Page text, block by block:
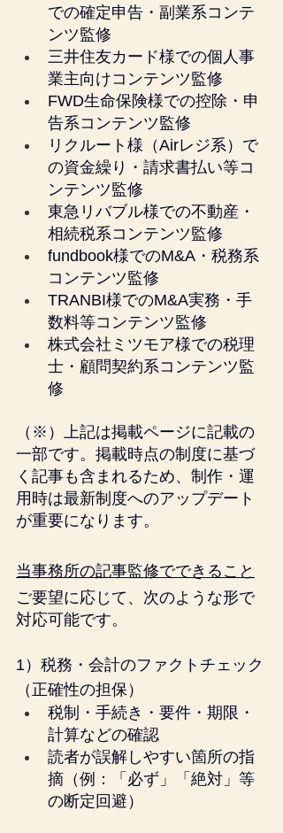
での確定申告・副業系コンテ
ンツ監修
三井住友カード様での個人事
業主向けコンテンツ監修
FWD生命保険様での控除・申
告系コンテンツ監修
リクルート様（Airレジ系）で
の資金繰り・請求書払い等コ
ンテンツ監修
東急リバブル様での不動産・
相続税系コンテンツ監修
fundbook様でのM&A・税務系
コンテンツ監修
TRANBI様でのM&A実務・手
数料等コンテンツ監修
株式会社ミツモア様での税理
士・顧問契約系コンテンツ監
修
（※）上記は掲載ページに記載の
一部です。掲載時点の制度に基づ
く記事も含まれるため、制作・運
用時は最新制度へのアップデート
が重要になります。
当事務所の記事監修でできること
ご要望に応じて、次のような形で
対応可能です。
1）税務・会計のファクトチェック
（正確性の担保）
税制・手続き・要件・期限・
計算などの確認
読者が誤解しやすい箇所の指
摘（例：「必ず」「絶対」等
の断定回避）